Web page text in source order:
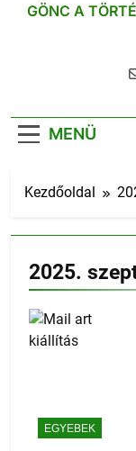
GÖNC A
MENÜ
Kezdőoldal
2025.
EGYEBEK